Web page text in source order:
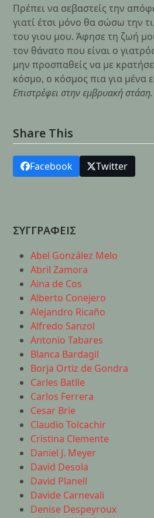
Πρέπει να σεβαστείς την
γιατί έτσι μόνο θα σώσω την
του γιου μου. Άφησε τη ζωή
τον θάνατο που είναι ο
μην προσπαθείς να με
κόσμο, ο κόσμος πια για μένα
Επιστρέφει στην εμβρυακή
Share This
Facebook Twitter
ΣΥΓΓΡΑΦΕΙΣ
Abel González Melo
Abril Zamora
Aina de Cos
Alberto Conejero
Alejandro Ricaño
Alfredo Sanzol
Antonio Tabares
Blanca Bardagil
Borja Ortiz de Gondra
Carles Batlle
Carlos Ferrera
Cesar Brie
Claudio Tolcachir
Cristina Clemente
Daniel J. Meyer
David Desola
David Planell
Davide Carnevali
Denise Despeyroux